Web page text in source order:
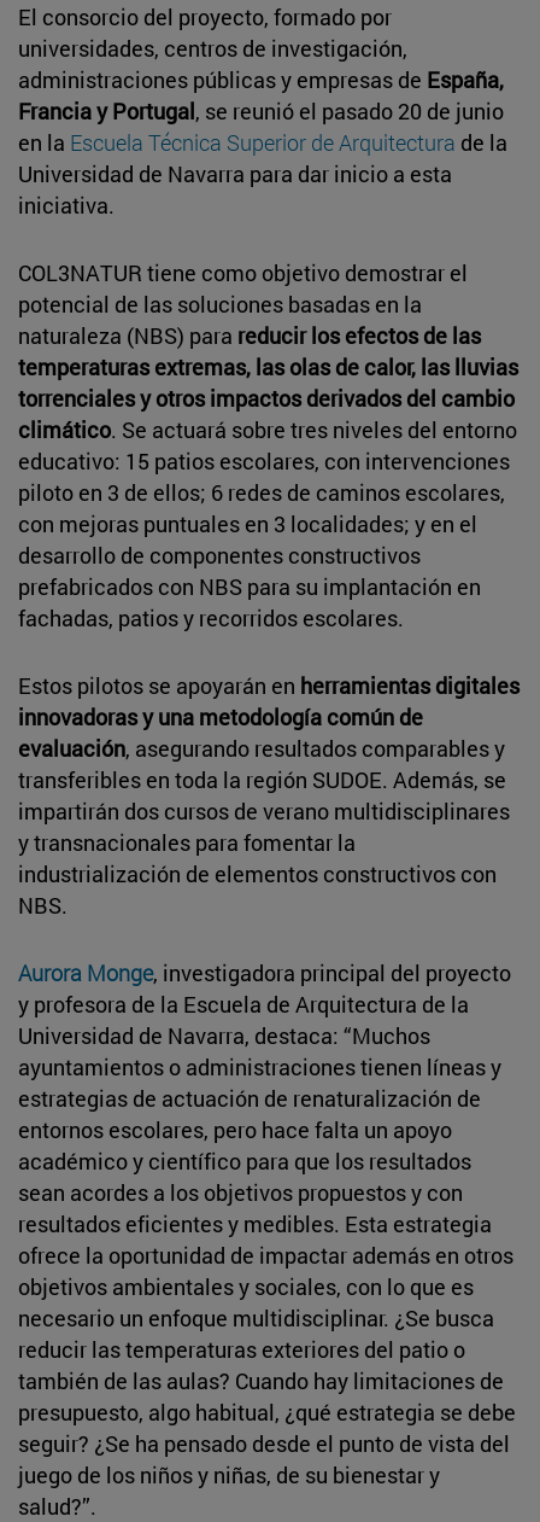
El consorcio del proyecto, formado por
universidades, centros de investigación,
administraciones públicas y empresas de España,
Francia y Portugal, se reunió el pasado 20 de junio
en la Escuela Técnica Superior de Arquitectura de la
Universidad de Navarra para dar inicio a esta
iniciativa.
COL3NATUR tiene como objetivo demostrar el
potencial de las soluciones basadas en la
naturaleza (NBS) para reducir los efectos de las
temperaturas extremas, las olas de calor, las lluvias
torrenciales y otros impactos derivados del cambio
climático. Se actuará sobre tres niveles del entorno
educativo: 15 patios escolares, con intervenciones
piloto en 3 de ellos; 6 redes de caminos escolares,
con mejoras puntuales en 3 localidades; y en el
desarrollo de componentes constructivos
prefabricados con NBS para su implantación en
fachadas, patios y recorridos escolares.
Estos pilotos se apoyarán en herramientas digitales
innovadoras y una metodología común de
evaluación, asegurando resultados comparables y
transferibles en toda la región SUDOE. Además, se
impartirán dos cursos de verano multidisciplinares
y transnacionales para fomentar la
industrialización de elementos constructivos con
NBS.
Aurora Monge, investigadora principal del proyecto
y profesora de la Escuela de Arquitectura de la
Universidad de Navarra, destaca: “Muchos
ayuntamientos o administraciones tienen líneas y
estrategias de actuación de renaturalización de
entornos escolares, pero hace falta un apoyo
académico y científico para que los resultados
sean acordes a los objetivos propuestos y con
resultados eficientes y medibles. Esta estrategia
ofrece la oportunidad de impactar además en otros
objetivos ambientales y sociales, con lo que es
necesario un enfoque multidisciplinar. ¿Se busca
reducir las temperaturas exteriores del patio o
también de las aulas? Cuando hay limitaciones de
presupuesto, algo habitual, ¿qué estrategia se debe
seguir? ¿Se ha pensado desde el punto de vista del
juego de los niños y niñas, de su bienestar y
salud?”.